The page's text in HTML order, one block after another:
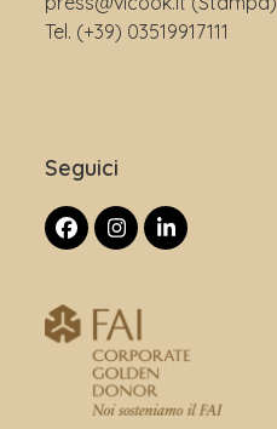
Tel. (+39) 03519917111
Seguici
Facebook
Instagram
LinkedIn